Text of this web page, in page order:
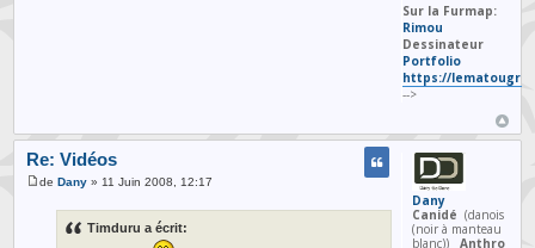
Sur la Furmap:
Rimou
Dessinateur
Portfolio
https://
-->
Re: Vidéos
deDany » 11 Juin 2008, 12:17
Timduru a écrit:
Dany
Canidé (danois
(noir à manteau
blanc))
Anthro